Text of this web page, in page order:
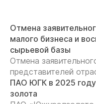
Отмена
малого бизнеса и
сырьевой базы
Отмена
представителей
ПАО ЮГК в 2025 году
золота